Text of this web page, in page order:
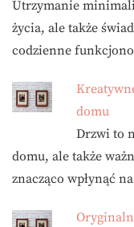
Utrzymanie
życia, ale także
codzienne
domu
Drzwi to
domu, ale także
znacząco wpłynąć